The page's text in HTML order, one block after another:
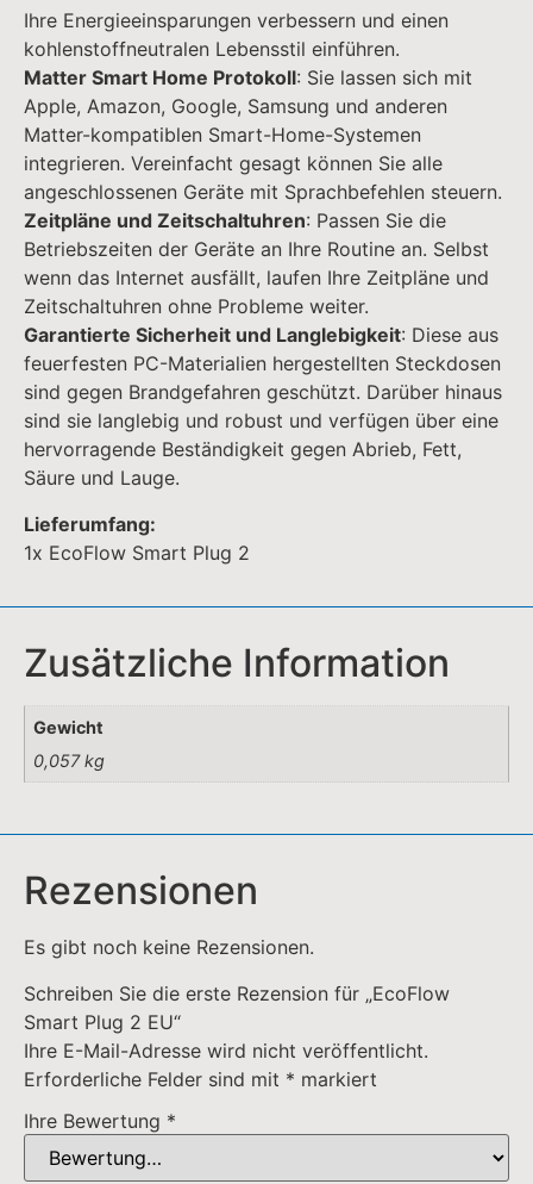
Ihre Energieeinsparungen verbessern und einen
kohlenstoffneutralen Lebensstil einführen.
Matter Smart Home Protokoll: Sie lassen sich mit
Apple, Amazon, Google, Samsung und anderen
Matter-kompatiblen Smart-Home-Systemen
integrieren. Vereinfacht gesagt können Sie alle
angeschlossenen Geräte mit Sprachbefehlen steuern.
Zeitpläne und Zeitschaltuhren: Passen Sie die
Betriebszeiten der Geräte an Ihre Routine an. Selbst
wenn das Internet ausfällt, laufen Ihre Zeitpläne und
Zeitschaltuhren ohne Probleme weiter.
Garantierte Sicherheit und Langlebigkeit: Diese aus
feuerfesten PC-Materialien hergestellten Steckdosen
sind gegen Brandgefahren geschützt. Darüber hinaus
sind sie langlebig und robust und verfügen über eine
hervorragende Beständigkeit gegen Abrieb, Fett,
Säure und Lauge.
Lieferumfang:
1x EcoFlow Smart Plug 2
Zusätzliche Information
Gewicht
0,057 kg
Rezensionen
Es gibt noch keine Rezensionen.
Schreiben Sie die erste Rezension für „EcoFlow
Smart Plug 2 EU“
Ihre E-Mail-Adresse wird nicht veröffentlicht.
Erforderliche Felder sind mit * markiert
Ihre Bewertung *